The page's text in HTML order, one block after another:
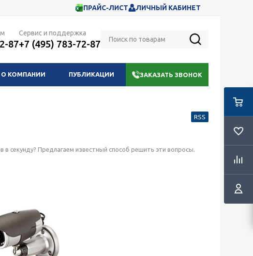
ПРАЙС-ЛИСТ ЛИЧНЫЙ КАБИНЕТ
87
Сервис и поддержка
+7 (495) 783-72-87
О КОМПАНИИ ПУБЛИКАЦИИ ЗАКАЗАТЬ ЗВОНОК
RSS
секунду? Предлагаем известный способ решить эти вопросы.